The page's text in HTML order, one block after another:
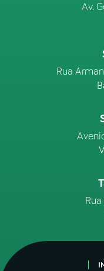
Av.
Rua